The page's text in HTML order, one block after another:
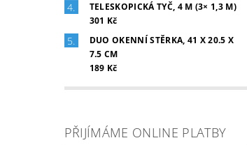
TELESKOPICKÁ TYČ, 4 M (3× 1,3 M)
301 Kč
DUO OKENNÍ STĚRKA, 41 X 20.5 X
7.5 CM
189 Kč
PŘIJÍMÁME ONLINE PLATBY